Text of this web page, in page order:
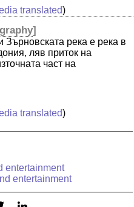
translated)
]
Зърновската река е река в
ляв приток на
част на
translated)
entertainment
entertainment